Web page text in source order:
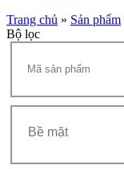
Trang chủ » Sản phẩm
Bộ lọc